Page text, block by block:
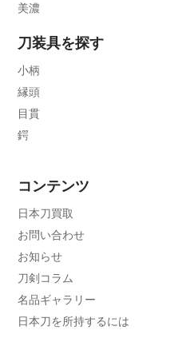
美濃
刀装具を探す
小柄
縁頭
目貫
鍔
コンテンツ
日本刀買取
お問い合わせ
お知らせ
刀剣コラム
名品ギャラリー
日本刀を所持するには